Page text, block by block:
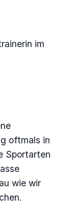
im
oftmals in
Sportarten
wie wir